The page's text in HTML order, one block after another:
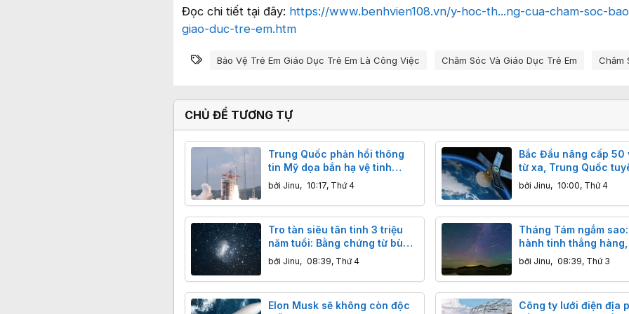
Đọc chi tiết tại đây: https://www.benhvien108.vn/y-hoc-th...ng-cua-cham-soc-
giao-duc-tre-em.htm
Từ khóa
Bảo Vệ Trẻ Em Giáo Dục Trẻ Em Là Công Việc Chăm Sóc Và Giáo Dục Trẻ Em Chăm
CHỦ ĐỀ TƯƠNG TỰ
Trung Quốc phản hồi thông
tin Mỹ dọa bắn hạ vệ tinh
Trung Quốc
bởi Jinu, 10:17, Thứ 4
Bắc Đẩu nâng cấp 50
từ xa, Trung Quốc
Công nghệ đột phá,
xác centimet vượt trội
bởi Jinu, 10:00, Thứ 4
Tro tàn siêu tân tinh 3 triệu
năm tuổi: Bằng chứng từ bùn
đáy biển sâu
bởi Jinu, 08:39, Thứ 4
Tháng Tám ngắm
hành tinh thẳng
thực, nguyệt thực và
khổng lồ đáng sợ
bởi Jinu, 08:39, Thứ 3
Elon Musk sẽ không còn độc
Công ty lưới điện địa